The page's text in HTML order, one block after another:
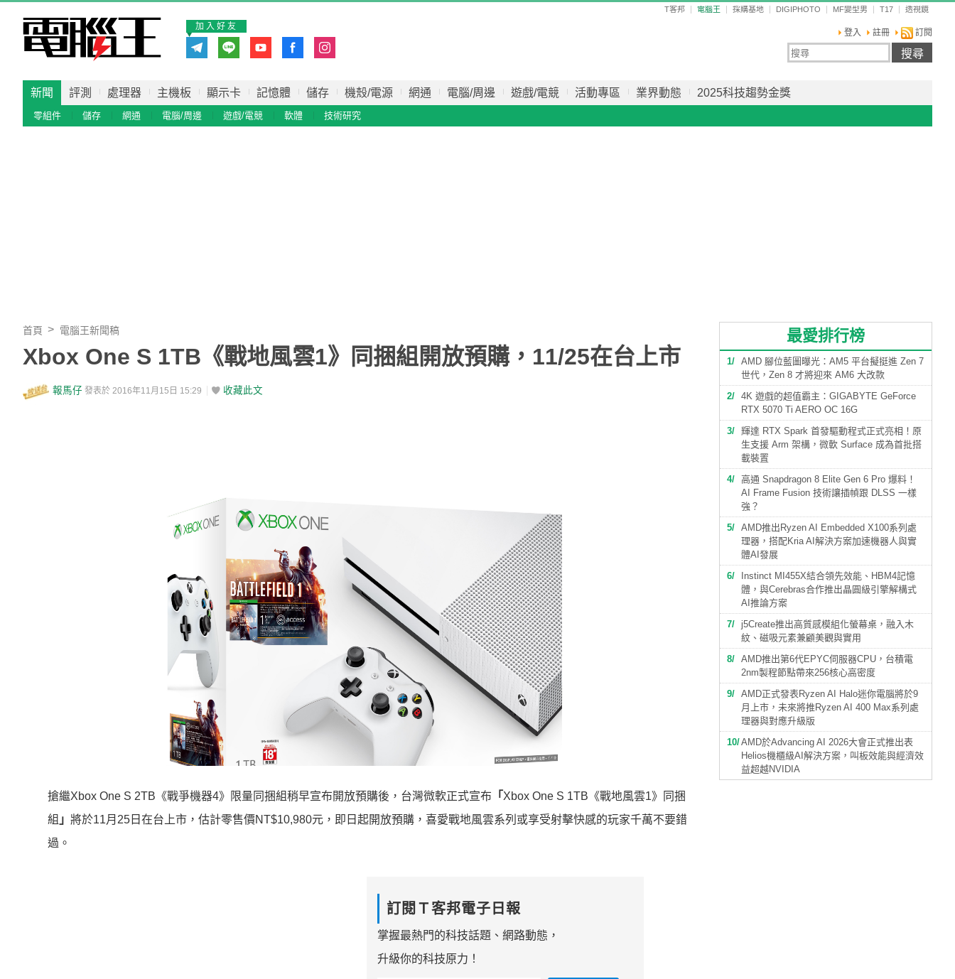
T客邦 電腦王 採購基地 DIGIPHOTO MF變型男 T17 透視鏡
登入 註冊 訂閱
加入好友
新聞 評測 處理器 主機板 顯示卡 記憶體 儲存 機殼/電源 網通 電腦/周邊 遊戲/電競 活動專區 業界動態 2025科技趨勢金獎
零組件 儲存 網通 電腦/周邊 遊戲/電競 軟體 技術研究
首頁 電腦王新聞稿
Xbox One S 1TB《戰地風雲1》同捆組開放預購，11/25在台上市
報馬仔 發表於 2016年11月15日 15:29 收藏此文
搶繼Xbox One S 2TB《戰爭機器4》限量同捆組稍早宣布開放預購後，台灣微軟正式宣布 「 Xbox One S 1TB《戰地風雲1》同捆
組 」 將於11月25日在台上市，估計零售價NT$10,980元，即日起開放預購，喜愛戰地風雲系列或享受射擊快感的玩家千萬不要錯
過。
訂閱Ｔ客邦電子日報
掌握最熱門的科技話題、網路動態，
升級你的科技原力！
最愛排行榜
1
AMD 腳位藍圖曝光：AM5 平台擬挺進 Zen 7
世代，Zen 8 才將迎來 AM6 大改款
2
4K 遊戲的超值霸主：GIGABYTE GeForce
RTX 5070 Ti AERO OC 16G
3
輝達 RTX Spark 首發驅動程式正式亮相！原
生支援 Arm 架構，微軟 Surface 成為首批搭
載裝置
4
高通 Snapdragon 8 Elite Gen 6 Pro 爆料！
AI Frame Fusion 技術讓插幀跟 DLSS 一樣
強？
5
AMD推出Ryzen AI Embedded X100系列處
理器，搭配Kria AI解決方案加速機器人與實
體AI發展
6
Instinct MI455X結合領先效能、HBM4記憶
體，與Cerebras合作推出晶圓級引擎解構式
AI推論方案
7
j5Create推出高質感模組化螢幕桌，融入木
紋、磁吸元素兼顧美觀與實用
8
AMD推出第6代EPYC伺服器CPU，台積電
2nm製程節點帶來256核心高密度
9
AMD正式發表Ryzen AI Halo迷你電腦將於9
月上市，未來將推Ryzen AI 400 Max系列處
理器與對應升級版
10 AMD於Advancing AI 2026大會正式推出表
Helios機櫃級AI解決方案，叫板效能與經濟效
益超越NVIDIA